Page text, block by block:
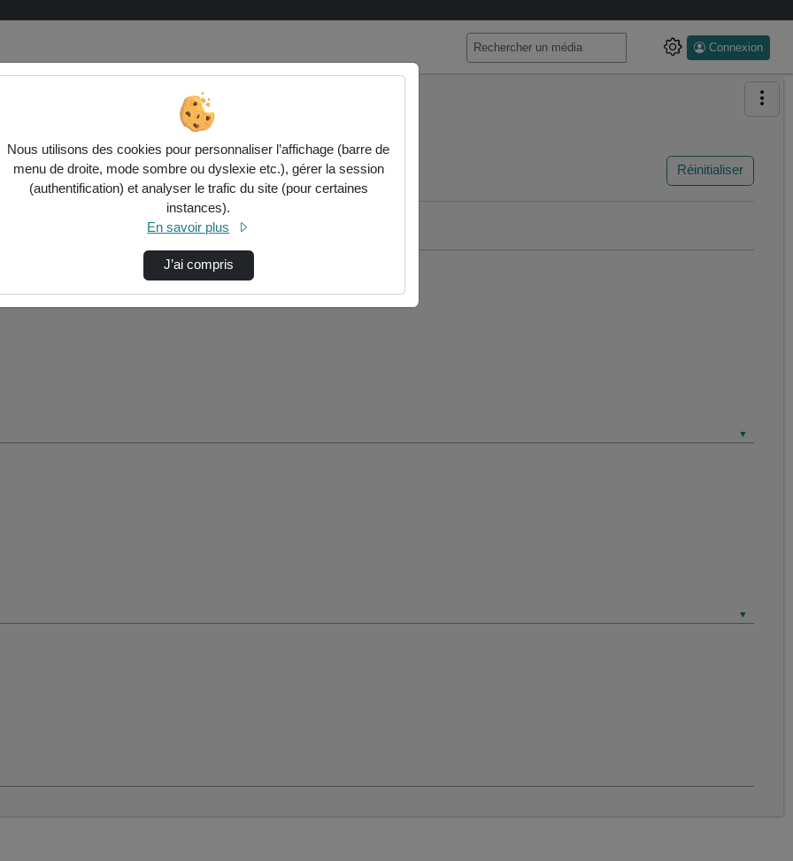
Connexion
Réinitialiser
ci-dessous. Vérifiez les options pour ajuster les résultats.
Nous utilisons des cookies pour personnaliser l’affichage (barre de
menu de droite, mode sombre ou dyslexie etc.), gérer la session
(authentification) et analyser le trafic du site (pour certaines
instances).
En savoir plus
J’ai compris